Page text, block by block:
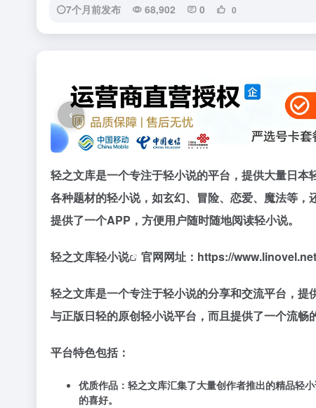
7个月前发布 68,902 0 0
‹
轻之文库是一个专注于轻小说的平台，提供大量日
各种题材的轻小说，如玄幻、冒险、恋爱、魔法等
提供了一个APP，方便用户随时随地阅读轻小说。
轻之文库轻小说 官网网址：https://
轻之文库是一个专注于轻小说的分享和交流平台，
与正版日轻的原创轻小说平台，而且提供了一个流畅
平台特色包括：
优质作品：轻之文库汇集了大量创作者推出的精品轻
的喜好。